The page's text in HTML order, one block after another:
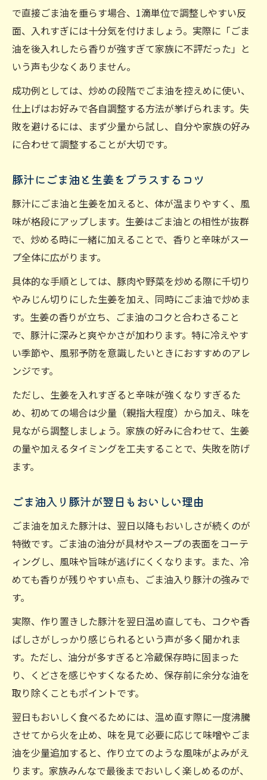
で直接ごま油を垂らす場合、1滴単位で調整しやすい反
面、入れすぎには十分気を付けましょう。実際に「ごま
油を後入れしたら香りが強すぎて家族に不評だった」と
いう声も少なくありません。
成功例としては、炒めの段階でごま油を控えめに使い、
仕上げはお好みで各自調整する方法が挙げられます。失
敗を避けるには、まず少量から試し、自分や家族の好み
に合わせて調整することが大切です。
豚汁にごま油と生姜をプラスするコツ
豚汁にごま油と生姜を加えると、体が温まりやすく、風
味が格段にアップします。生姜はごま油との相性が抜群
で、炒める時に一緒に加えることで、香りと辛味がスー
プ全体に広がります。
具体的な手順としては、豚肉や野菜を炒める際に千切り
やみじん切りにした生姜を加え、同時にごま油で炒めま
す。生姜の香りが立ち、ごま油のコクと合わさること
で、豚汁に深みと爽やかさが加わります。特に冷えやす
い季節や、風邪予防を意識したいときにおすすめのアレ
ンジです。
ただし、生姜を入れすぎると辛味が強くなりすぎるた
め、初めての場合は少量（親指大程度）から加え、味を
見ながら調整しましょう。家族の好みに合わせて、生姜
の量や加えるタイミングを工夫することで、失敗を防げ
ます。
ごま油入り豚汁が翌日もおいしい理由
ごま油を加えた豚汁は、翌日以降もおいしさが続くのが
特徴です。ごま油の油分が具材やスープの表面をコーテ
ィングし、風味や旨味が逃げにくくなります。また、冷
めても香りが残りやすい点も、ごま油入り豚汁の強みで
す。
実際、作り置きした豚汁を翌日温め直しても、コクや香
ばしさがしっかり感じられるという声が多く聞かれま
す。ただし、油分が多すぎると冷蔵保存時に固まった
り、くどさを感じやすくなるため、保存前に余分な油を
取り除くこともポイントです。
翌日もおいしく食べるためには、温め直す際に一度沸騰
させてから火を止め、味を見て必要に応じて味噌やごま
油を少量追加すると、作り立てのような風味がよみがえ
ります。家族みんなで最後までおいしく楽しめるのが、